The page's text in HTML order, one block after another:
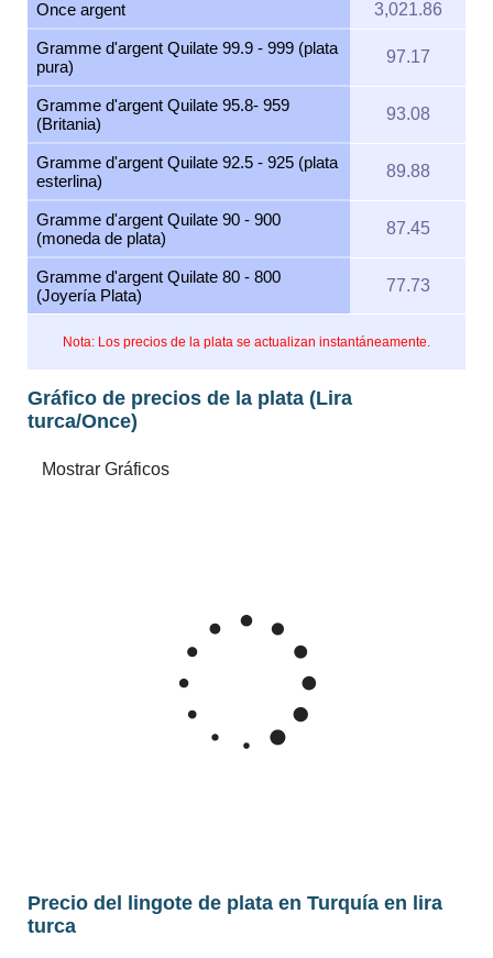
Nota: Los precios de la plata se actualizan instantáneamente.
Once argent 3,021.86
Gramme d'argent Quilate 99.9 - 999 (plata
pura)
97.17
Gramme d'argent Quilate 95.8- 959
(Britania)
93.08
Gramme d'argent Quilate 92.5 - 925 (plata
esterlina)
89.88
Gramme d'argent Quilate 90 - 900
(moneda de plata)
87.45
Gramme d'argent Quilate 80 - 800
(Joyería Plata)
77.73
Gráfico de precios de la plata (Lira
turca/Once)
Precio del lingote de plata en Turquía en lira
turca